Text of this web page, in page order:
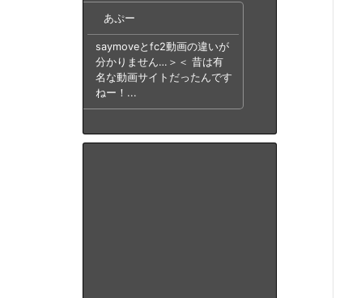
あぷー
saymoveとfc2動画の違いが
分かりません…＞＜ 昔は有
名な動画サイトだったんです
ねー！...